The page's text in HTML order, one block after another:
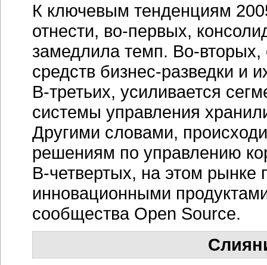
К ключевым тенденциям
отнести, во-первых,
замедлила темп. Во-вторых,
средств бизнес-разведки и
В-третьих, усиливается
системы управления
Другими словами,
решениям по управлению
В-четвертых, на этом рынке
инновационными
сообщества Open Source.